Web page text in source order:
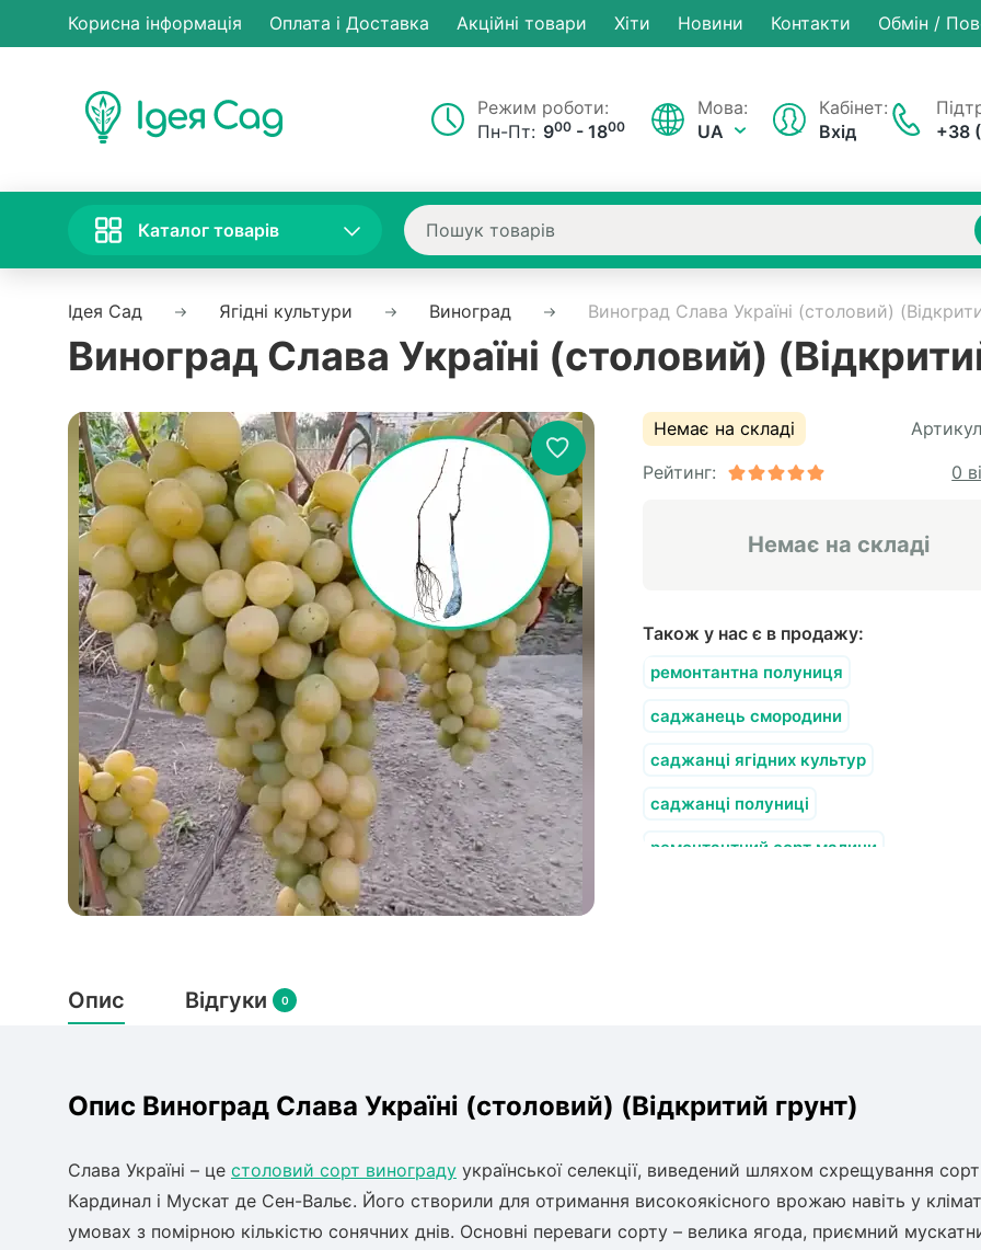
Корисна інформація Оплата і Доставка Акційні товари Хiти Новини Контакти Обмін /
Режим роботи:
Пн-Пт: 900 - 1800
+38
Мова:
UA
Кабінет:
Вхід
Каталог товарів
Ідея Сад Ягідні культури Виноград Виноград Слава Україні (столовий)
Виноград Слава Україні (столовий)
Немає на складі
Рейтинг:
0
Немає на складі
Також у нас є в продажу:
ремонтантна полуниця
саджанець смородини
саджанці ягідних культур
саджанці полуниці
ремонтантний сорт малини
Опис Відгуки 0
Опис Виноград Слава Україні (столовий) (Відкритий грунт)
Слава Україні – це столовий сорт винограду української селекції, виведений шляхом схрещування
Кардинал і Мускат де Сен-Вальє. Його створили для отримання високоякісного врожаю навіть у
умовах з помірною кількістю сонячних днів. Основні переваги сорту – велика ягода, приємний